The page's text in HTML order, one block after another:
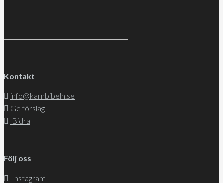
Kontakt
info@karnbibeln.se
Ge förslag
Bidra
Följ oss
Instagram